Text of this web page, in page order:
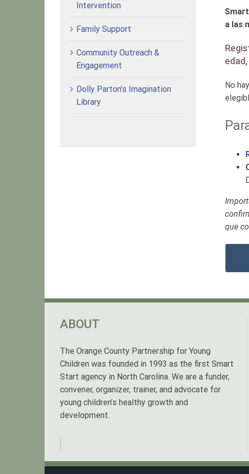
a las
No
que
Intervention
Family Support
Community Outreach &
Engagement
Dolly Parton’s Imagination
Library
ABOUT
The Orange County Partnership for Young
Children was founded in 1993 as the first Smart
Start agency in North Carolina. We are a funder,
convener, organizer, trainer, and advocate for
young children’s healthy growth and
development.